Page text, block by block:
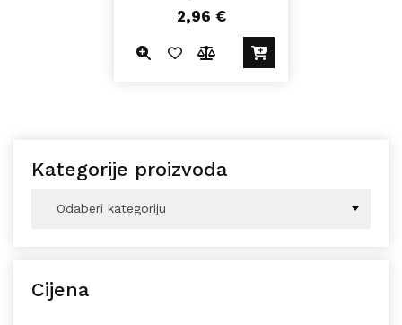
2,96 €
Kategorije proizvoda
Odaberi kategoriju
Cijena